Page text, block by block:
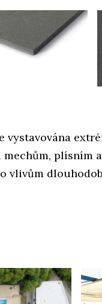
vystavována
plísním
vlivům